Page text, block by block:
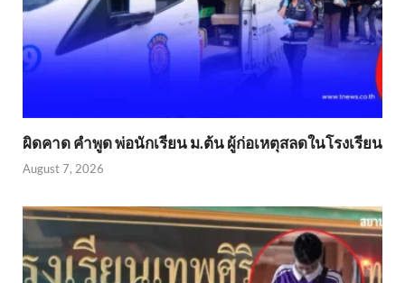
ผิดคาด คำพูด พ่อนักเรียน ม.ต้น ผู้ก่อเหตุสลดในโรงเรียน
August 7, 2026